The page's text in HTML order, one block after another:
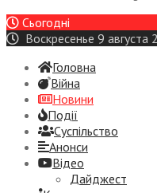
Сьогодні
Воскресенье 9 августа
Головна
Війна
Новини
Події
Суспiльство
Анонси
Відео
Дайджест